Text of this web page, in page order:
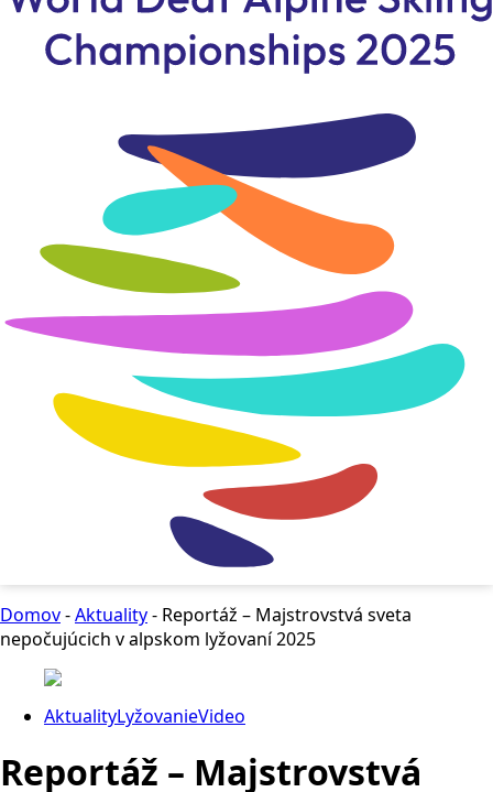
Domov-Aktuality- Reportáž – Majstrovstvá sveta
nepočujúcich v alpskom lyžovaní 2025
AktualityLyžovanieVideo
Reportáž – Majstrovstvá